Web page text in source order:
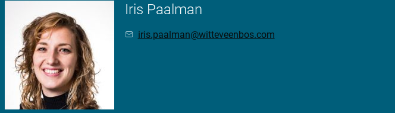
Iris Paalman
iris.paalman@witteveenbos.com